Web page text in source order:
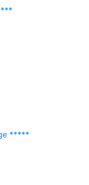
*****